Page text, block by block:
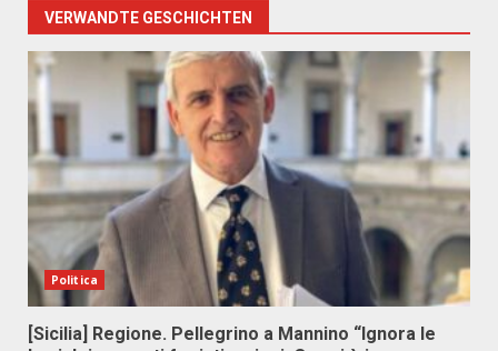
VERWANDTE GESCHICHTEN
Politica
[Sicilia] Regione. Pellegrino a Mannino “Ignora le